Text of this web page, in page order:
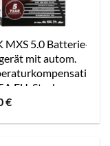
MXS 5.0 Batterie-
mit autom.
EU-Stecker
€